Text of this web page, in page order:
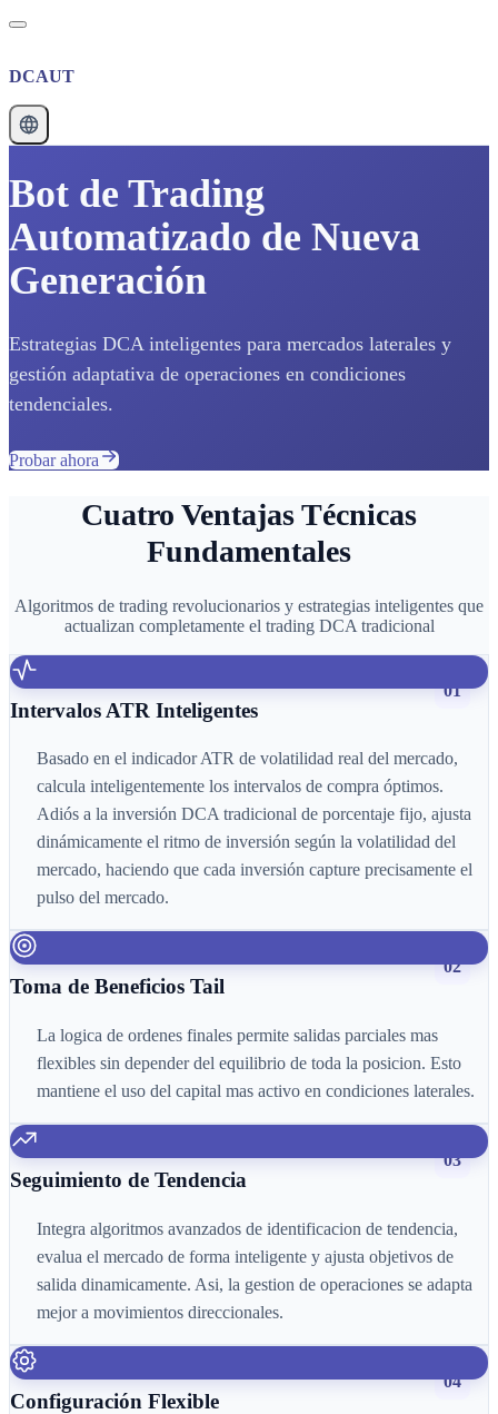
DCAUT
Bot de Trading
Automatizado de Nueva
Generación
Estrategias DCA inteligentes para mercados laterales y
gestión adaptativa de operaciones en condiciones
tendenciales.
Probar ahora
Cuatro Ventajas Técnicas
Fundamentales
Algoritmos de trading revolucionarios y estrategias inteligentes que
actualizan completamente el trading DCA tradicional
01
Intervalos ATR Inteligentes
Basado en el indicador ATR de volatilidad real del mercado,
calcula inteligentemente los intervalos de compra óptimos.
Adiós a la inversión DCA tradicional de porcentaje fijo, ajusta
dinámicamente el ritmo de inversión según la volatilidad del
mercado, haciendo que cada inversión capture precisamente el
pulso del mercado.
02
Toma de Beneficios Tail
La logica de ordenes finales permite salidas parciales mas
flexibles sin depender del equilibrio de toda la posicion. Esto
mantiene el uso del capital mas activo en condiciones laterales.
03
Seguimiento de Tendencia
Integra algoritmos avanzados de identificacion de tendencia,
evalua el mercado de forma inteligente y ajusta objetivos de
salida dinamicamente. Asi, la gestion de operaciones se adapta
mejor a movimientos direccionales.
04
Configuración Flexible